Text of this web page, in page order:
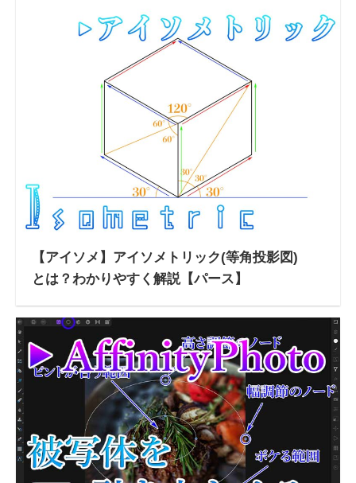
【アイソメ】アイソメトリック(等角投影図)
とは？わかりやすく解説【パース】